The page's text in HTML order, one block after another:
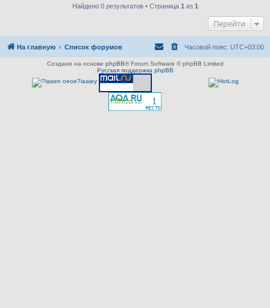
Найдено 0 результатов • Страница 1 из 1
Перейти
На главную Список форумов Часовой пояс: UTC+03:00
Создано на основе phpBB® Forum Software © phpBB Limited
Русская поддержка phpBB